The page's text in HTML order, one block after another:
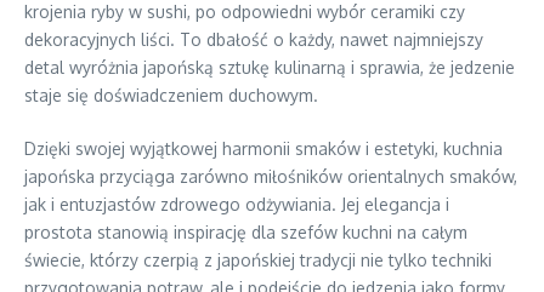
krojenia ryby w sushi, po odpowiedni wybór ceramiki czy
dekoracyjnych liści. To dbałość o każdy, nawet najmniejszy
detal wyróżnia japońską sztukę kulinarną i sprawia, że jedzenie
staje się doświadczeniem duchowym.
Dzięki swojej wyjątkowej harmonii smaków i estetyki, kuchnia
japońska przyciąga zarówno miłośników orientalnych smaków,
jak i entuzjastów zdrowego odżywiania. Jej elegancja i
prostota stanowią inspirację dla szefów kuchni na całym
świecie, którzy czerpią z japońskiej tradycji nie tylko techniki
przygotowania potraw, ale i podejście do jedzenia jako formy